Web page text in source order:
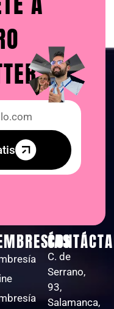
C. de
Serrano,
93,
Salamanca,